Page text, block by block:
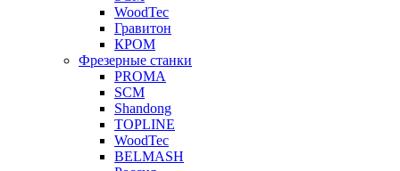
WoodTec
Гравитон
КРОМ
Фрезерные станки
PROMA
SCM
Shandong
TOPLINE
WoodTec
BELMASH